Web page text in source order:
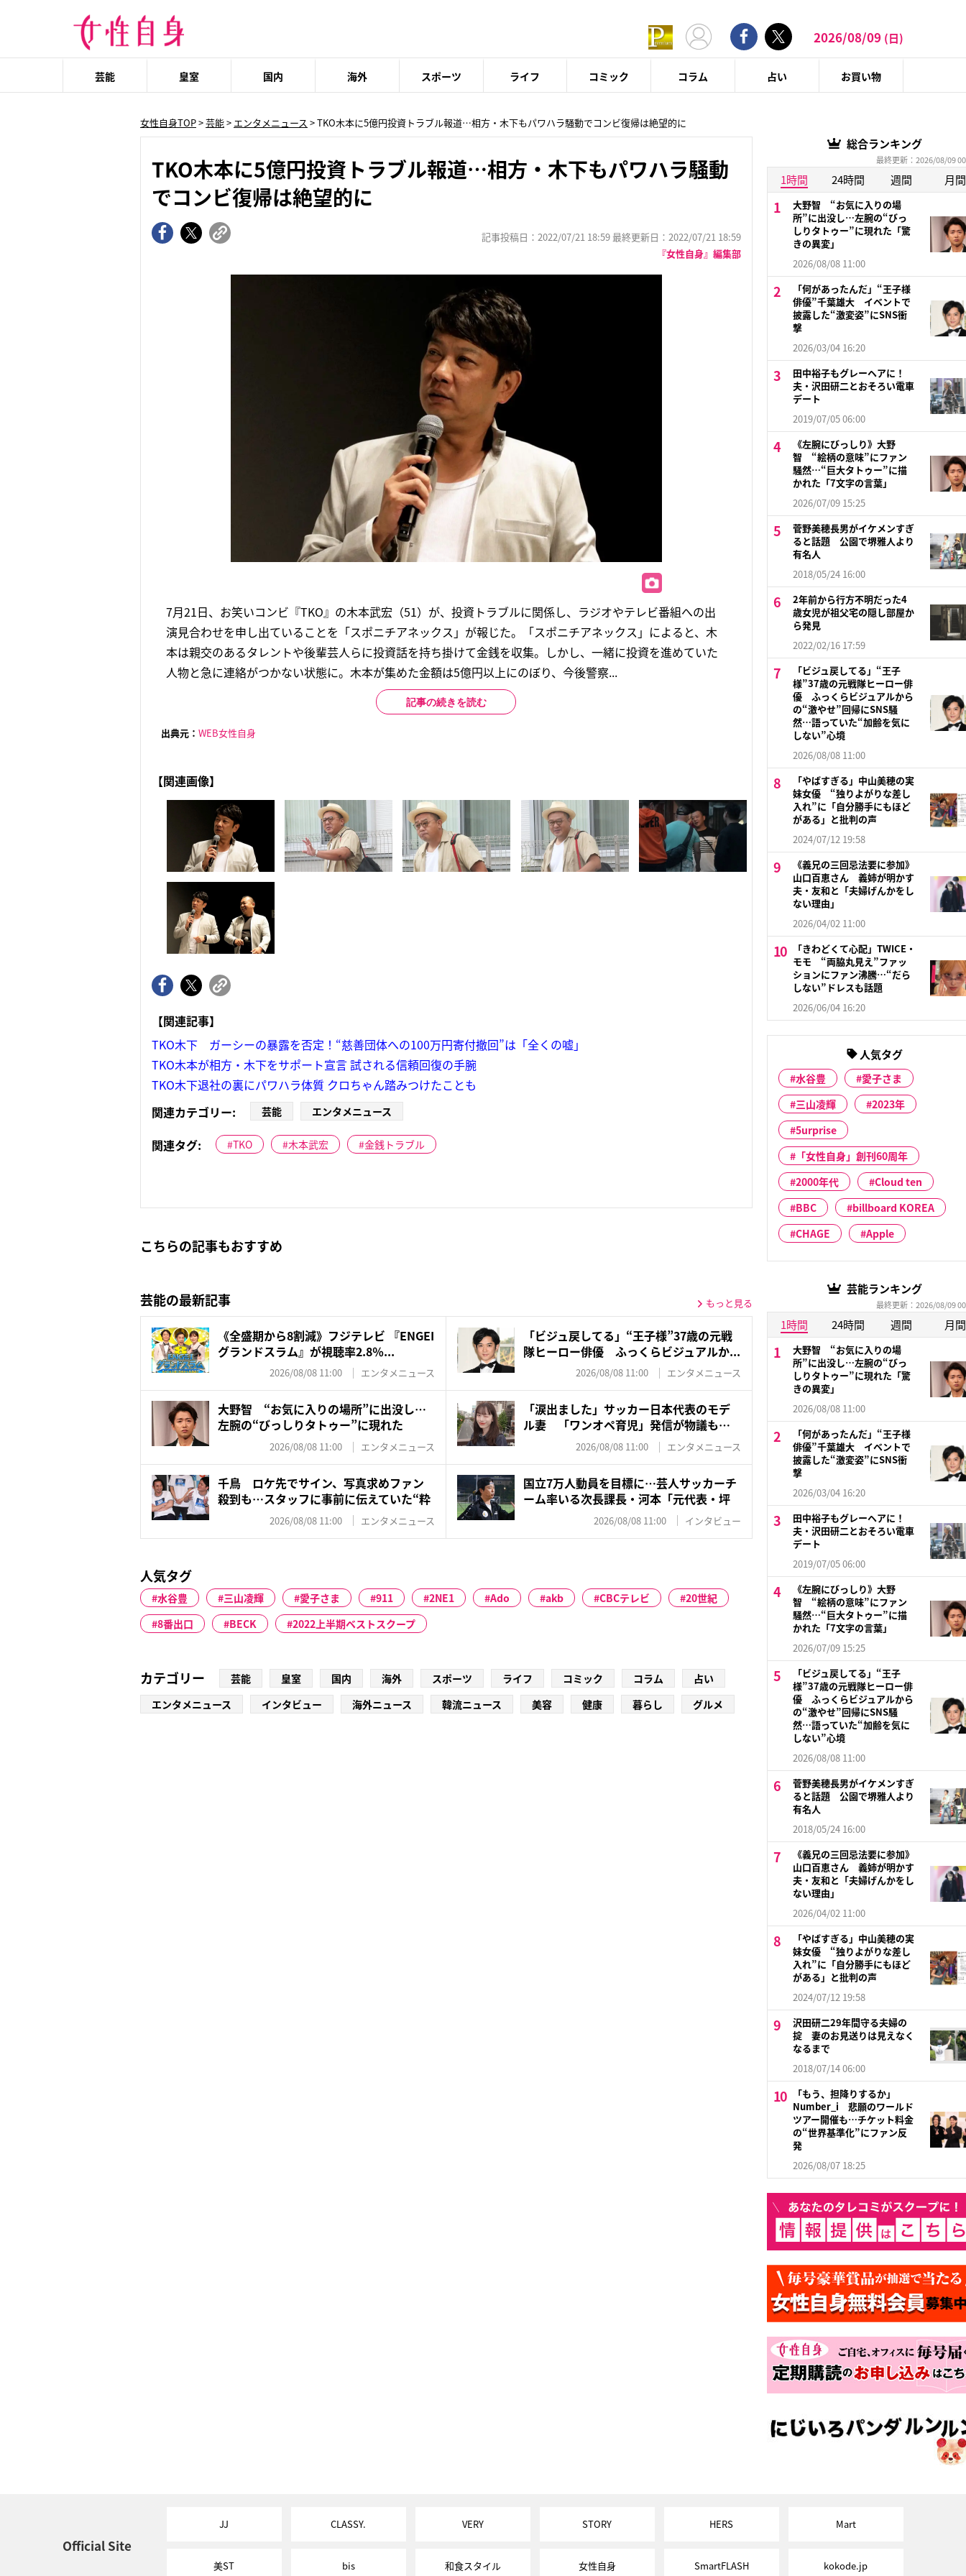
2026/08/09 (日)
芸能 皇室 国内 海外 スポーツ ライフ コミック コラム 占い お買い物
女性自身TOP>芸能> エンタメニュース > TKO木本に5億円投資トラブル報道…相方・木下もパワハラ騒動でコンビ復帰は絶望的に
TKO木本に5億円投資トラブル報道…相方・木下もパワハラ騒動
でコンビ復帰は絶望的に
記事投稿日：2022/07/21 18:59 最終更新日：2022/07/21 18:59
『女性自身』編集部
7月21日、お笑いコンビ『TKO』の木本武宏（51）が、投資トラブルに関係し、ラジオやテレビ番組への出
演見合わせを申し出ていることを「スポニチアネックス」が報じた。「スポニチアネックス」によると、木
本は親交のあるタレントや後輩芸人らに投資話を持ち掛けて金銭を収集。しかし、一緒に投資を進めていた
人物と急に連絡がつかない状態に。木本が集めた金額は5億円以上にのぼり、今後警察...
記事の続きを読む
出典元： WEB女性自身
【関連画像】
【関連記事】
TKO木下 ガーシーの暴露を否定！“慈善団体への100万円寄付撤回”は「全くの嘘」
TKO木本が相方・木下をサポート宣言 試される信頼回復の手腕
TKO木下退社の裏にパワハラ体質 クロちゃん踏みつけたことも
関連カテゴリー:
芸能 エンタメニュース
関連タグ: TKO 木本武宏 金銭トラブル
こちらの記事もおすすめ
芸能の最新記事 もっと見る
《全盛期から8割減》フジテレビ 『ENGEI
グランドスラム』が視聴率2.8％...
2026/08/08 11:00 エンタメニュース
「ビジュ戻してる」“王子様”37歳の元戦
隊ヒーロー俳優 ふっくらビジュアルか...
2026/08/08 11:00 エンタメニュース
大野智 “お気に入りの場所”に出没し…
左腕の“びっしりタトゥー”に現れた
2026/08/08 11:00 エンタメニュース
「涙出ました」サッカー日本代表のモデ
ル妻 「ワンオペ育児」発信が物議も…
2026/08/08 11:00 エンタメニュース
千鳥 ロケ先でサイン、写真求めファン
殺到も…スタッフに事前に伝えていた“粋
2026/08/08 11:00 エンタメニュース
国立7万人動員を目標に…芸人サッカーチ
ーム率いる次長課長・河本「元代表・坪
2026/08/08 11:00 インタビュー
人気タグ
水谷豊 三山凌輝 愛子さま 911 2NE1 Ado akb CBCテレビ
20世紀
8番出口
BECK 2022上半期ベストスクープ
カテゴリー 芸能 皇室 国内 海外 スポーツ ライフ コミック コラム
占い
エンタメニュース
インタビュー 海外ニュース 韓流ニュース 美容 健康 暮らし グルメ
総合ランキング
最終更新：2026/08/09
1時間 24時間 週間 月間
大野智 “お気に入りの場
所”に出没し…左腕の“びっ
しりタトゥー”に現れた「驚
きの異変」
2026/08/08 11:00
「何があったんだ」“王子様
俳優”千葉雄大 イベントで
披露した“激変姿”にSNS衝
撃
2026/03/04 16:20
田中裕子もグレーヘアに！
夫・沢田研二とおそろい電車
デート
2019/07/05 06:00
《左腕にびっしり》大野
智 “絵柄の意味”にファン
騒然…“巨大タトゥー”に描
かれた「7文字の言葉」
2026/07/09 15:25
菅野美穂長男がイケメンすぎ
ると話題 公園で堺雅人より
有名人
2018/05/24 16:00
2年前から行方不明だった4
歳女児が祖父宅の隠し部屋か
ら発見
2022/02/16 17:59
「ビジュ戻してる」“王子
様”37歳の元戦隊ヒーロー俳
優 ふっくらビジュアルから
の“激やせ”回帰にSNS騒
然…語っていた“加齢を気に
しない”心境
2026/08/08 11:00
「やばすぎる」中山美穂の実
妹女優 “独りよがりな差し
入れ”に「自分勝手にもほど
がある」と批判の声
2024/07/12 19:58
《義兄の三回忌法要に参加》
山口百恵さん 義姉が明かす
夫・友和と「夫婦げんかをし
ない理由」
2026/04/02 11:00
「きわどくて心配」TWICE・
モモ “両脇丸見え”ファッ
ションにファン沸騰…“だら
しない”ドレスも話題
2026/06/04 16:20
人気タグ
水谷豊
愛子さま
三山凌輝
2023年
5urprise
「女性自身」創刊60周年
2000年代
Cloud ten
BBC
billboard KOREA
CHAGE
Apple
芸能ランキング
最終更新：2026/08/09
1時間 24時間 週間 月間
大野智 “お気に入りの場
所”に出没し…左腕の“びっ
しりタトゥー”に現れた「驚
きの異変」
2026/08/08 11:00
「何があったんだ」“王子様
俳優”千葉雄大 イベントで
披露した“激変姿”にSNS衝
撃
2026/03/04 16:20
田中裕子もグレーヘアに！
夫・沢田研二とおそろい電車
デート
2019/07/05 06:00
《左腕にびっしり》大野
智 “絵柄の意味”にファン
騒然…“巨大タトゥー”に描
かれた「7文字の言葉」
2026/07/09 15:25
「ビジュ戻してる」“王子
様”37歳の元戦隊ヒーロー俳
優 ふっくらビジュアルから
の“激やせ”回帰にSNS騒
然…語っていた“加齢を気に
しない”心境
2026/08/08 11:00
菅野美穂長男がイケメンすぎ
ると話題 公園で堺雅人より
有名人
2018/05/24 16:00
《義兄の三回忌法要に参加》
山口百恵さん 義姉が明かす
夫・友和と「夫婦げんかをし
ない理由」
2026/04/02 11:00
「やばすぎる」中山美穂の実
妹女優 “独りよがりな差し
入れ”に「自分勝手にもほど
がある」と批判の声
2024/07/12 19:58
沢田研二29年間守る夫婦の
掟 妻のお見送りは見えなく
なるまで
2018/07/14 06:00
「もう、担降りするか」
Number_i 悲願のワールド
ツアー開催も…チケット料金
の“世界基準化”にファン反
発
2026/08/07 18:25
Official Site
JJ CLASSY. VERY STORY HERS Mart
美ST bis 和食スタイル 女性自身 SmartFLASH kokode.jp